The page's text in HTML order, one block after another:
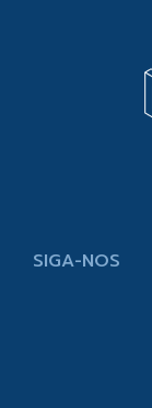
SIGA-NOS